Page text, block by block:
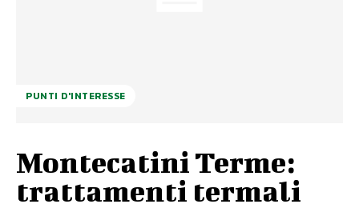
PUNTI D'INTERESSE
Montecatini Terme:
trattamenti termali